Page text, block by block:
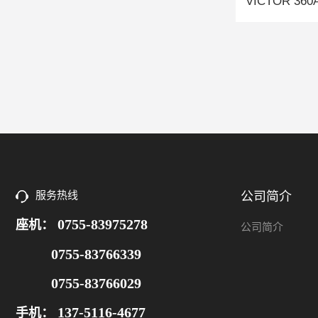
服务热线
座机：
0755-83975278
0755-83766339
0755-83766029
手机： 137-5116-4677
公司简介
公司简介